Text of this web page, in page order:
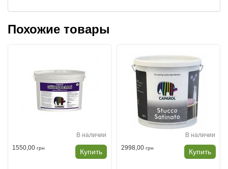
Похожие товары
В наличии
1550,00 грн Купить
В наличии
2998,00 грн Купить